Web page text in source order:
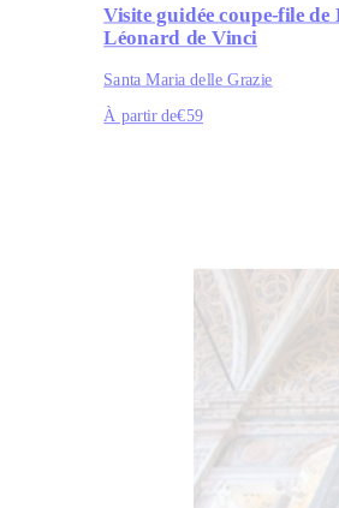
Visite guidée coupe-file de
Léonard de Vinci
Santa Maria delle Grazie
À partir de€59